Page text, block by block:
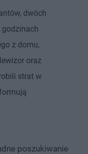
dwóch
z domu,
oraz
strat w
poszukiwanie